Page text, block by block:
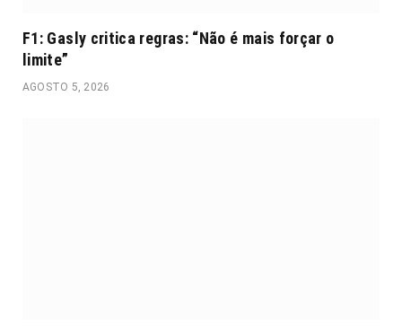
F1: Gasly critica regras: “Não é mais forçar o
limite”
AGOSTO 5, 2026